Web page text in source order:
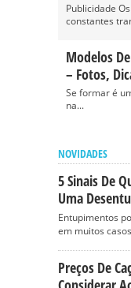
Publicidade
constantes
Modelos
– Fotos,
Se formar é
na...
NOVIDADES
5 Sinais De
Uma
Entupimentos
em muitos
Preços De